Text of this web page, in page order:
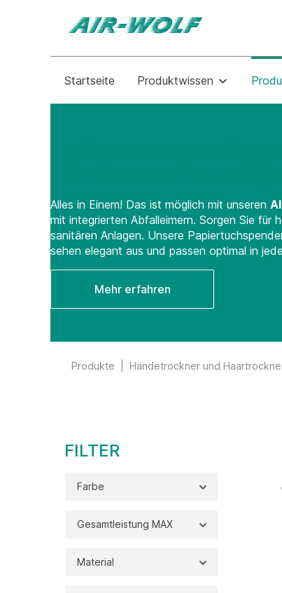
Startseite Produktwissen
Alles in Einem! Das ist möglich mit unseren
mit integrierten Abfalleimern. Sorgen Sie für
sanitären Anlagen. Unsere
sehen elegant aus und passen optimal in
Mehr erfahren
Produkte Händetrockner und
FILTER
Farbe
Gesamtleistung MAX
Material